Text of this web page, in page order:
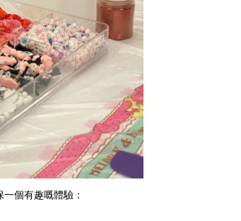
個有趣嘅體驗：